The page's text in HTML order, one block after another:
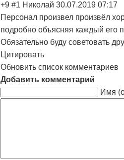
+9 #1 Николай 30.07.2019 07:17
Персонал произвел произвёл
подробно объясняя каждый его
Обязательно буду советовать
Цитировать
Обновить список комментариев
Добавить комментарий
Имя